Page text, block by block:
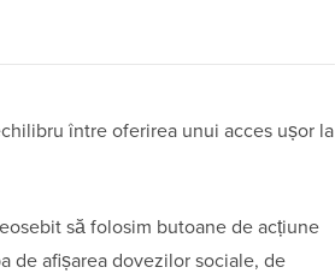
între oferirea unui acces ușor la
să folosim butoane de acțiune
de afișarea dovezilor sociale, de